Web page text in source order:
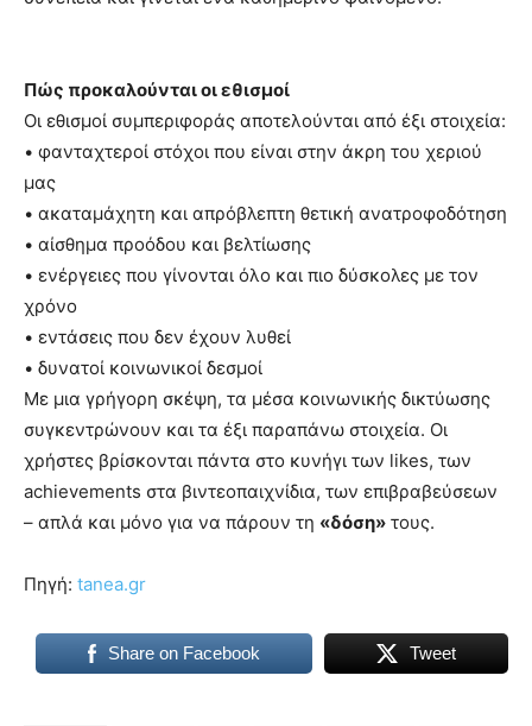
Πώς προκαλούνται οι εθισμοί
Οι εθισμοί συμπεριφοράς αποτελούνται από έξι στοιχεία:
• φανταχτεροί στόχοι που είναι στην άκρη του χεριού
μας
• ακαταμάχητη και απρόβλεπτη θετική ανατροφοδότηση
• αίσθημα προόδου και βελτίωσης
• ενέργειες που γίνονται όλο και πιο δύσκολες με τον
χρόνο
• εντάσεις που δεν έχουν λυθεί
• δυνατοί κοινωνικοί δεσμοί
Με μια γρήγορη σκέψη, τα μέσα κοινωνικής δικτύωσης
συγκεντρώνουν και τα έξι παραπάνω στοιχεία. Οι
χρήστες βρίσκονται πάντα στο κυνήγι των likes, των
achievements στα βιντεοπαιχνίδια, των επιβραβεύσεων
– απλά και μόνο για να πάρουν τη «δόση» τους.
Πηγή: tanea.gr
Share on Facebook Tweet